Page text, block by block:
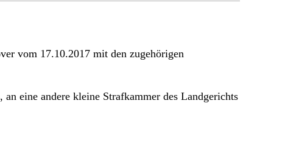
vom 17.10.2017 mit den zugehörigen
eine andere kleine Strafkammer des Landgerichts